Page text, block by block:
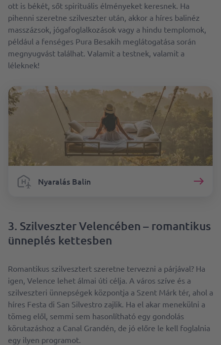
ott is békét, sőt spirituális élményeket keresnek. Ha
pihenni szeretne szilveszter után, akkor a híres balinéz
masszázsok, jógafoglalkozások vagy a hindu templomok,
például a fenséges Pura Besakih meglátogatása során
megnyugvást találhat. Valamit a testnek, valamit a
léleknek!
Nyaralás Balin
3. Szilveszter Velencében – romantikus
ünneplés kettesben
Romantikus szilvesztert szeretne tervezni a párjával? Ha
igen, Velence lehet álmai úti célja. A város szíve és a
szilveszteri ünnepségek központja a Szent Márk tér, ahol a
híres Festa di San Silvestro zajlik. Ha el akar menekülni a
tömeg elől, semmi sem hasonlítható egy gondolás
körutazáshoz a Canal Grandén, de jó előre le kell foglalnia
egy ilyen programot.